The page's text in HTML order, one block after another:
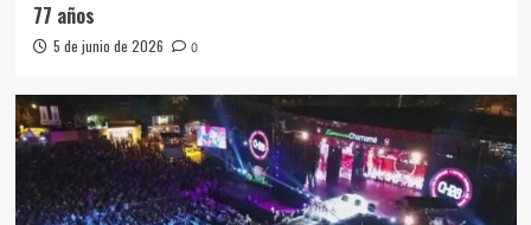
77 años
5 de junio de 2026 0